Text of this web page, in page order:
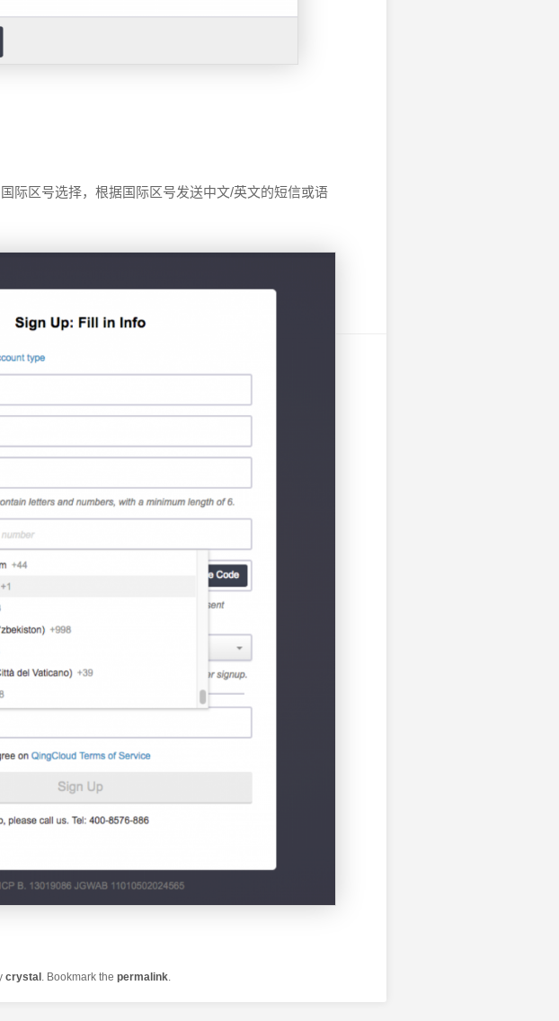
际区号选择，根据国际区号发送中文/英文的短信或语
crystal . Bookmark thepermalink